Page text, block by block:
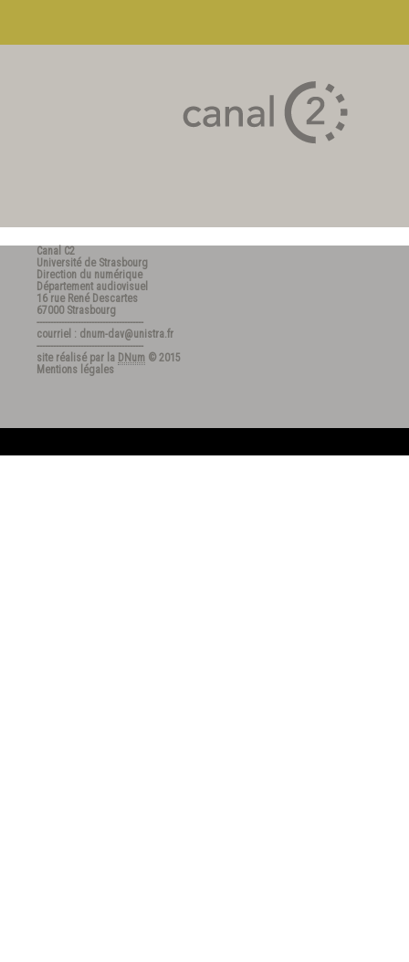
Canal C2
Université de Strasbourg
Direction du numérique
Département audiovisuel
16 rue René Descartes
67000 Strasbourg
---------------------------------------
courriel : dnum-dav@unistra.fr
---------------------------------------
site réalisé par la DNum © 2015
Mentions légales